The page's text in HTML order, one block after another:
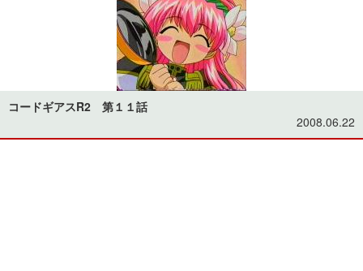
コードギアスR2 第１１話
2008.06.22